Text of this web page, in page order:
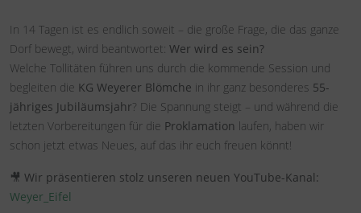
In 14 Tagen ist es endlich soweit – die große Frage, die das ganze
Dorf bewegt, wird beantwortet: Wer wird es sein?
Welche Tollitäten führen uns durch die kommende Session und
begleiten die KG Weyerer Blömche in ihr ganz besonderes 55-
jähriges Jubiläumsjahr? Die Spannung steigt – und während die
letzten Vorbereitungen für die Proklamation laufen, haben wir
schon jetzt etwas Neues, auf das ihr euch freuen könnt!
🎥 Wir präsentieren stolz unseren neuen YouTube-Kanal:
Weyer_Eifel